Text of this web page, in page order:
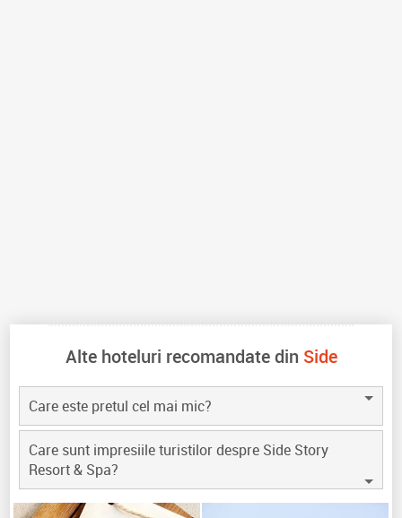
Alte hoteluri recomandate din Side
Care este pretul cel mai mic?
Care sunt impresiile turistilor despre Side Story
Resort & Spa?